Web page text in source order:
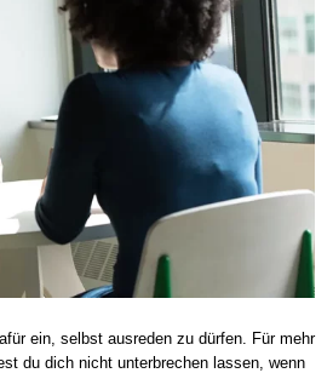
ein, selbst ausreden zu dürfen. Für mehr
du dich nicht unterbrechen lassen, wenn